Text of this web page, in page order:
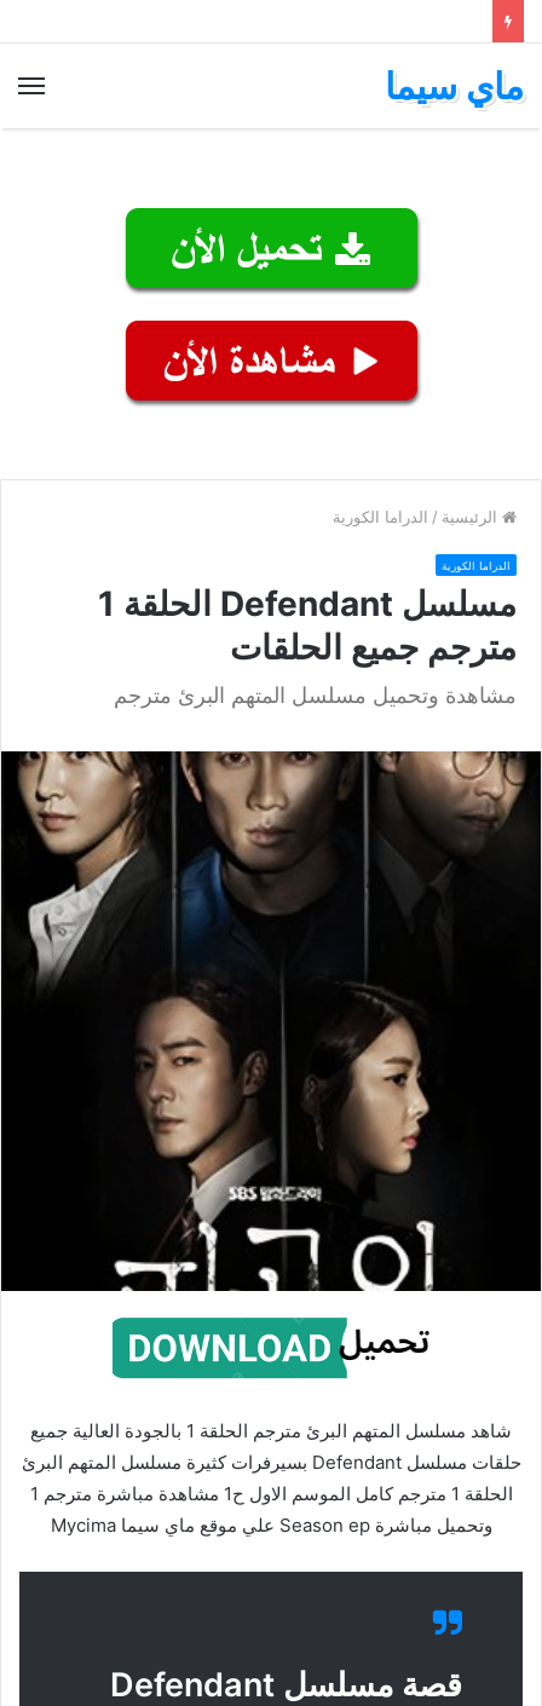
ماي سيما
الرئيسية / الدراما الكورية
الدراما الكورية
مسلسل Defendant الحلقة 1
مترجم جميع الحلقات
مشاهدة وتحميل مسلسل المتهم البرئ مترجم
شاهد مسلسل المتهم البرئ مترجم الحلقة 1 بالجودة العالية جميع
حلقات مسلسل Defendant بسيرفرات كثيرة مسلسل المتهم البرئ
الحلقة 1 مترجم كامل الموسم الاول ح1 مشاهدة مباشرة مترجم 1
وتحميل مباشرة Season ep علي موقع ماي سيما Mycima
قصة مسلسل Defendant